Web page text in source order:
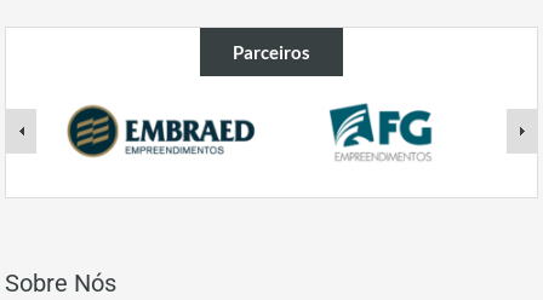
Parceiros
Sobre Nós